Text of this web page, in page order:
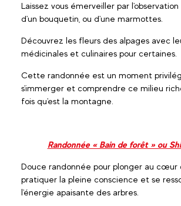
Laissez vous émerveiller par l'observation
d'un bouquetin, ou d'une marmottes.
Découvrez les fleurs des alpages avec
médicinales et culinaires pour certaines.
Cette randonnée est un moment
s'immerger et comprendre ce milieu
fois qu'est la montagne.
Randonnée « Bain de forêt » ou
Douce randonnée pour plonger au cœur
pratiquer la pleine conscience et se
l'énergie apaisante des arbres.